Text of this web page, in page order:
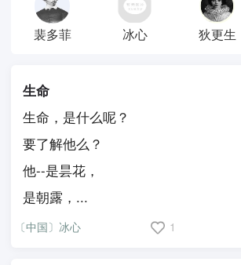
裴多菲 冰心 狄更生
生命
生命，是什么呢？
要了解他么？
他--是昙花，
是朝露，...
〔中国〕冰心 1